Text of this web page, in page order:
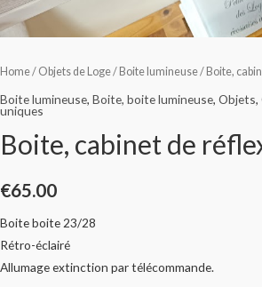
Home/ Objets de Loge/ Boite lumineuse/ Boite,
Boite lumineuse, Boite, boite lumineuse, Objets,
uniques
Boite, cabinet de
€65.00
Boite boite 23/28
Rétro-éclairé
Allumage extinction par télécommande.